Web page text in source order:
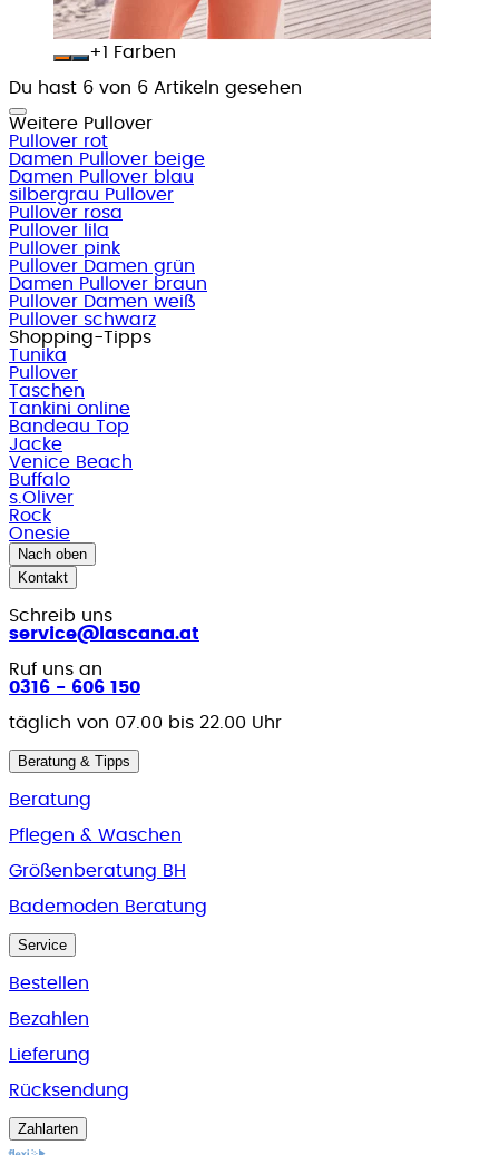
+
Farben
Du hast 6 von 6 Artikeln gesehen
Weitere Pullover
Pullover rot
Damen Pullover beige
Damen Pullover blau
silbergrau Pullover
Pullover rosa
Pullover lila
Pullover pink
Pullover Damen grün
Damen Pullover braun
Pullover Damen weiß
Pullover schwarz
Shopping-Tipps
Tunika
Pullover
Taschen
Tankini online
Bandeau Top
Jacke
Venice Beach
Buffalo
s.Oliver
Rock
Onesie
Nach oben
Kontakt
Schreib uns
service@lascana.at
Ruf uns an
0316 - 606 150
täglich von 07.00 bis 22.00 Uhr
Beratung & Tipps
Beratung
Pflegen & Waschen
Größenberatung BH
Bademoden Beratung
Service
Bestellen
Bezahlen
Lieferung
Rücksendung
Zahlarten